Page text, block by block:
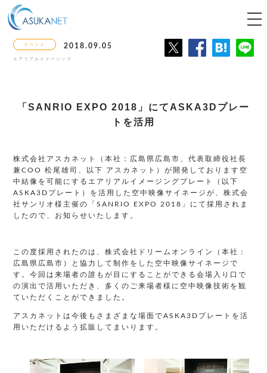
イベント 2018.09.05
エアリアルイメージング
「SANRIO EXPO 2018」にて ASKA3Dプレー
トを活用
株式会社アスカネット（本社：広島県広島市、代表取締役社長
兼COO 松尾雄司、以下 アスカネット）が開発しております空
中結像を可能にするエアリアルイメージングプレート（以下
ASKA3Dプレート）を活用した空中映像サイネージが、株式会
社サンリオ様主催の「SANRIO EXPO 2018」にて採用されま
したので、お知らせいたします。
この度採用されたのは、株式会社ドリームオンライン（本社：
広島県広島市）と協力して制作をした空中映像サイネージで
す。今回は来場者の誰もが目にすることができる会場入り口で
の演出で活用いただき、多くのご来場者様に空中映像技術を観
ていただくことができました。
アスカネットは今後もさまざまな場面でASKA3Dプレートを活
用いただけるよう拡販してまいります。